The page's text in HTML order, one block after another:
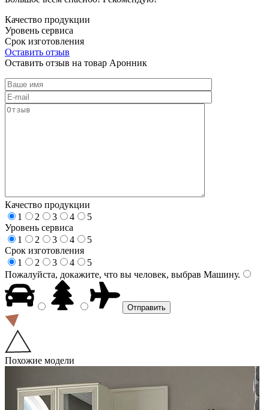
Качество продукции
Уровень сервиса
Срок изготовления
Оставить отзыв
Оставить отзыв на товар Аронник
Качество продукции
1
2 3 4
5
Уровень сервиса
1
2 3 4
5
Срок изготовления
1
2 3 4
5
Пожалуйста, докажите, что вы человек, выбрав Машину.
Похожие модели